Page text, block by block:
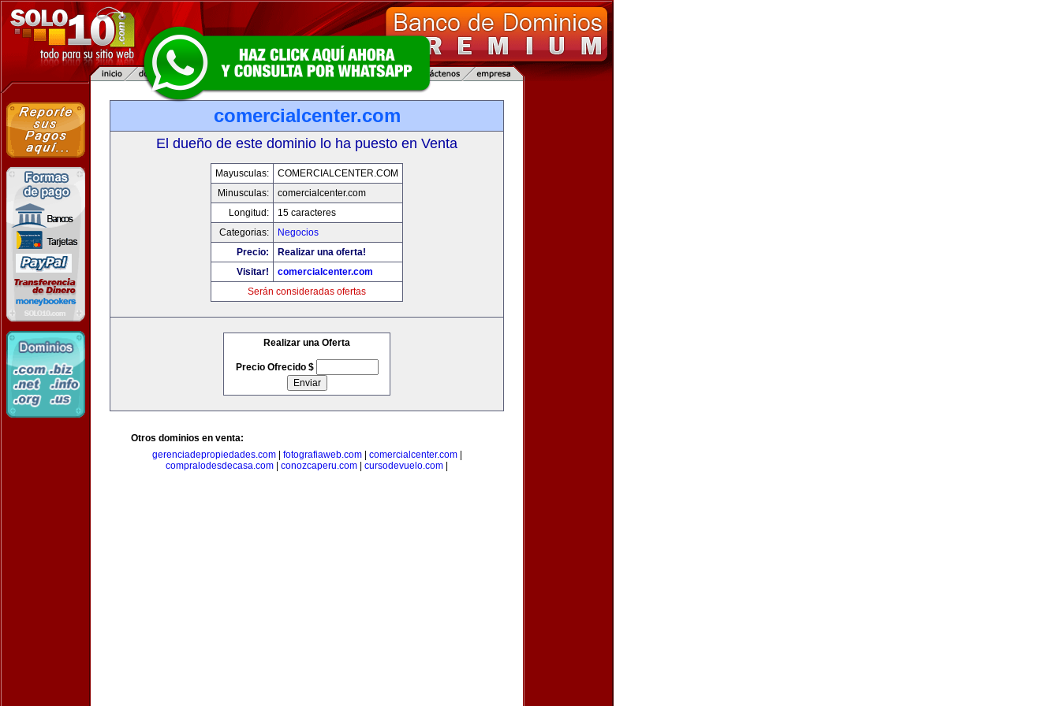
comercialcenter.com
El dueño de este dominio lo ha puesto en Venta
Mayusculas:
COMERCIALCENTER.COM
Minusculas:
comercialcenter.com
Longitud:
15 caracteres
Categorias:
Negocios
Precio:
Realizar una oferta!
Visitar!
comercialcenter.com
Serán consideradas ofertas
Realizar una Oferta
Precio Ofrecido $
Otros dominios en venta:
gerenciadepropiedades.com| fotografiaweb.com| comercialcenter.com|
compralodesdecasa.com
conozcaperu.com cursodevuelo.com